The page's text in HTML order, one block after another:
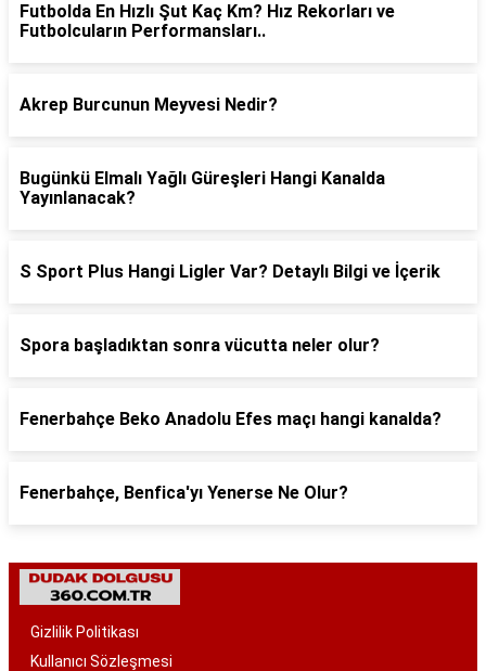
Futbolda En Hızlı Şut Kaç Km? Hız Rekorları ve
Futbolcuların Performansları..
Akrep Burcunun Meyvesi Nedir?
Bugünkü Elmalı Yağlı Güreşleri Hangi Kanalda
Yayınlanacak?
S Sport Plus Hangi Ligler Var? Detaylı Bilgi ve İçerik
Spora başladıktan sonra vücutta neler olur?
Fenerbahçe Beko Anadolu Efes maçı hangi kanalda?
Fenerbahçe, Benfica'yı Yenerse Ne Olur?
Gizlilik Politikası
Kullanıcı Sözleşmesi